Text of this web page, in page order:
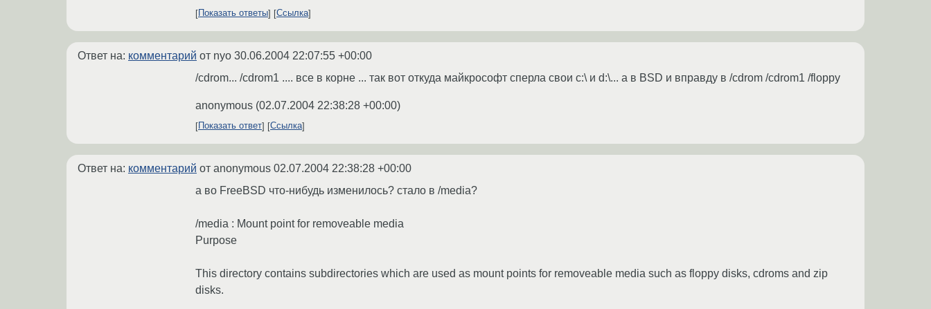
Показать ответы Ссылка
Ответ на: комментарий от nyo 30.06.2004 22:07:55 +00:00
/cdrom... /cdrom1 .... все в корне ... так вот откуда майкрософт сперла свои c:\ и d:\... а в BSD и вправду в /cdrom /cdrom1 /floppy
anonymous (02.07.2004 22:38:28 +00:00)
Показать ответ Ссылка
Ответ на: комментарий от anonymous 02.07.2004 22:38:28 +00:00
а во FreeBSD что-нибудь изменилось? стало в /media?
/media : Mount point for removeable media
Purpose
This directory contains subdirectories which are used as mount points for removeable media such as floppy disks, cdroms and zip
disks.